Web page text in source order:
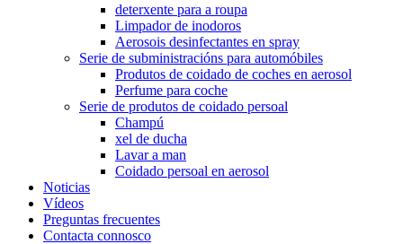
deterxente para a roupa
Limpador de inodoros
Aerosois desinfectantes en spray
Serie de subministracións para automóbiles
Produtos de coidado de coches en aerosol
Perfume para coche
Serie de produtos de coidado persoal
Champú
xel de ducha
Lavar a man
Coidado persoal en aerosol
Noticias
Vídeos
Preguntas frecuentes
Contacta connosco